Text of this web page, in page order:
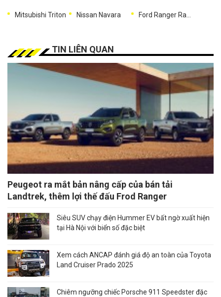
Mitsubishi Triton Nissan Navara
TIN LIÊN QUAN
Peugeot ra mắt bản nâng cấp của bán tải
Landtrek, thêm lợi thế đấu Frod Ranger
Siêu SUV chạy điện Hummer EV bất ngờ xuất hiện
tại Hà Nội với biển số đặc biệt
Xem cách ANCAP đánh giá độ an toàn của Toyota
Land Cruiser Prado 2025
Chiêm ngưỡng chiếc Porsche 911 Speedster đặc